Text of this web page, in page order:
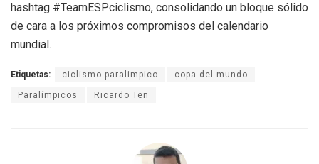
hashtag #TeamESPciclismo, consolidando un bloque sólido
de cara a los próximos compromisos del calendario
mundial.
Etiquetas: ciclismo paralimpico copa del mundo
Paralímpicos Ricardo Ten